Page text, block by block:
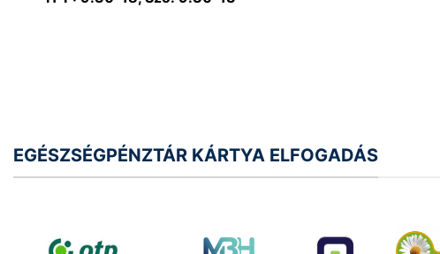
EGÉSZSÉGPÉNZTÁR KÁRTYA ELFOGADÁS